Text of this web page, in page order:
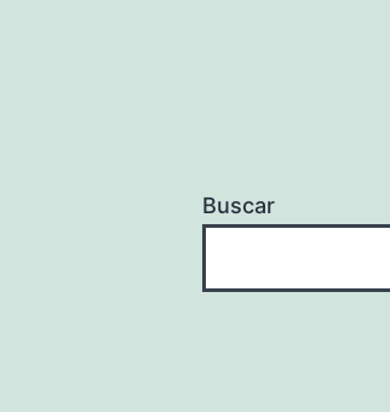
Buscar